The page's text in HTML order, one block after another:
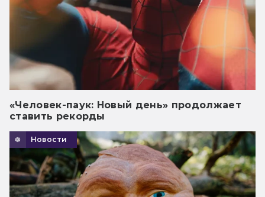
«Человек-паук: Новый день» продолжает
ставить рекорды
Новости